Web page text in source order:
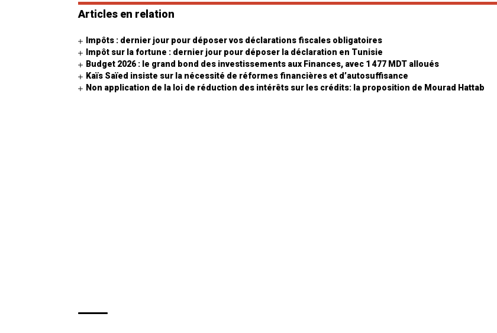
Articles en relation
Impôts : dernier jour pour déposer vos déclarations fiscales obligatoires
Impôt sur la fortune : dernier jour pour déposer la déclaration en Tunisie
Budget 2026 : le grand bond des investissements aux Finances, avec 1 477 MDT alloués
Kaïs Saïed insiste sur la nécessité de réformes financières et d’autosuffisance
Non application de la loi de réduction des intérêts sur les crédits: la proposition de Mourad Hattab